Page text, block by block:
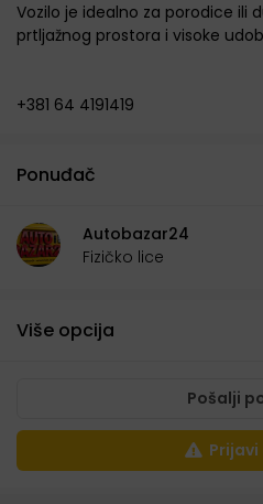
Vozilo je idealno za porodice ili
prtljažnog prostora i visoke
+381 64 4191419
Ponuđač
Autobazar24
Fizičko lice
Više opcija
Pošalji